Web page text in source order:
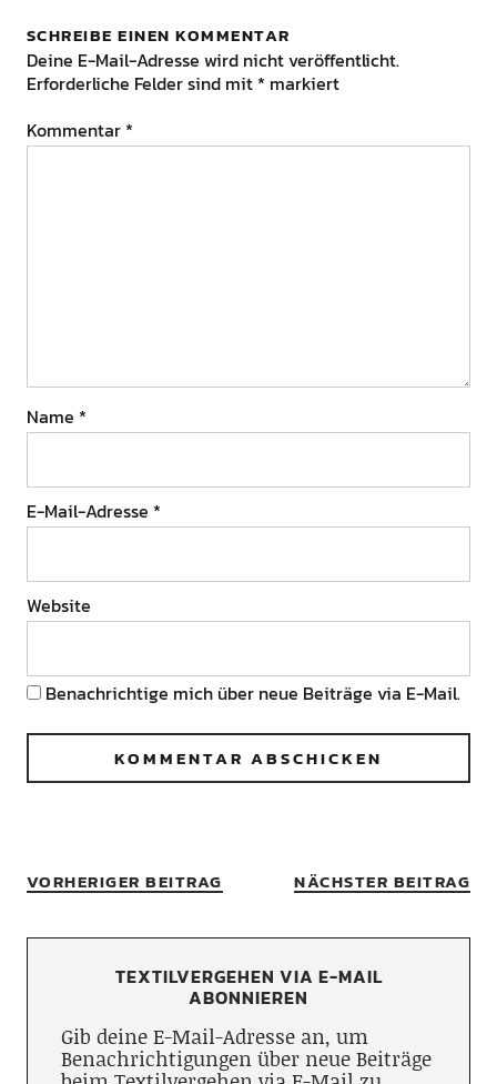
SCHREIBE EINEN KOMMENTAR
Deine E-Mail-Adresse wird nicht veröffentlicht.
Erforderliche Felder sind mit * markiert
Kommentar *
Name *
E-Mail-Adresse *
Website
Benachrichtige mich über neue Beiträge via E-Mail.
VORHERIGER BEITRAG NÄCHSTER BEITRAG
TEXTILVERGEHEN VIA E-MAIL
ABONNIEREN
Gib deine E-Mail-Adresse an, um
Benachrichtigungen über neue Beiträge